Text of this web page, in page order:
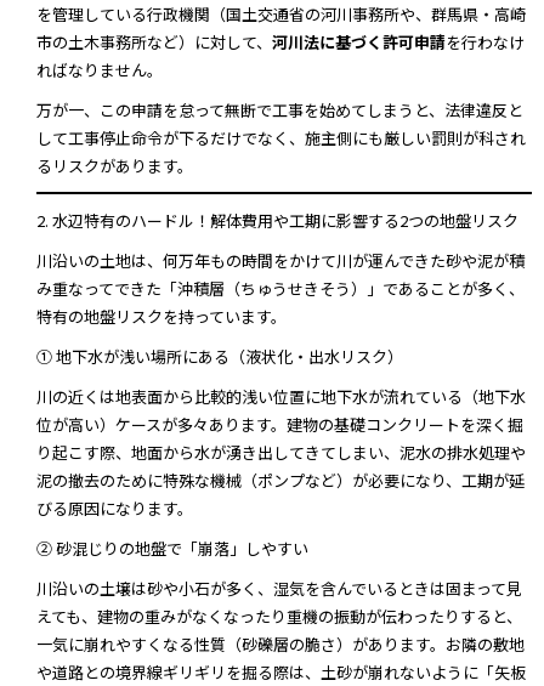
を管理している行政機関（国土交通省の河川事務所や、群馬県・高崎
市の土木事務所など）に対して、 河川法に基づく許可申請を行わなけ
ればなりません。
万が一、この申請を怠って無断で工事を始めてしまうと、法律違反と
して工事停止命令が下るだけでなく、施主側にも厳しい罰則が科され
るリスクがあります。
2. 水辺特有のハードル！解体費用や工期に影響する2つの地盤リスク
川沿いの土地は、何万年もの時間をかけて川が運んできた砂や泥が積
み重なってできた「沖積層（ちゅうせきそう）」であることが多く、
特有の地盤リスクを持っています。
① 地下水が浅い場所にある（液状化・出水リスク）
川の近くは地表面から比較的浅い位置に地下水が流れている（地下水
位が高い）ケースが多々あります。建物の基礎コンクリートを深く掘
り起こす際、地面から水が湧き出してきてしまい、泥水の排水処理や
泥の撤去のために特殊な機械（ポンプなど）が必要になり、工期が延
びる原因になります。
② 砂混じりの地盤で「崩落」しやすい
川沿いの土壌は砂や小石が多く、湿気を含んでいるときは固まって見
えても、建物の重みがなくなったり重機の振動が伝わったりすると、
一気に崩れやすくなる性質（砂礫層の脆さ）があります。お隣の敷地
や道路との境界線ギリギリを掘る際は、土砂が崩れないように「矢板